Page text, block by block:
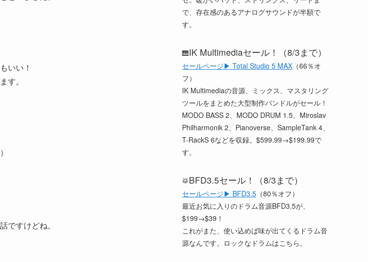
いい！
す。
ですけどね。
で、存在感のあるアナログサウンドが半額で
す。
🎹IK Multimediaセール！（8/3まで）
セールページ▶ Total Studio 5 MAX （66％オ
フ）
IK Multimediaの音源、ミックス、マスタリング
ツールをまとめた大型制作バンドルがセール！
MODO BASS 2、MODO DRUM 1.5、Miroslav
Philharmonik 2、Pianoverse、SampleTank 4、
T-RackS 6などを収録。$599.99→$199.99で
す。
🥁BFD3.5セール！（8/3まで）
セールページ▶ BFD3.5 （80％オフ）
最近お気に入りのドラム音源BFD3.5が、
$199→$39！
これがまた、使い込めば味が出てくるドラム音
源なんです。ロックなドラムはこちら。